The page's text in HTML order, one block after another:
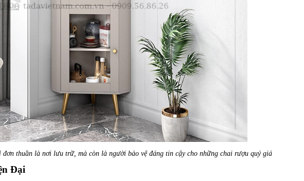
đơn thuần là nơi lưu trữ, mà còn là người bảo vệ đáng tin cậy cho những chai rượu quý giá
Đại